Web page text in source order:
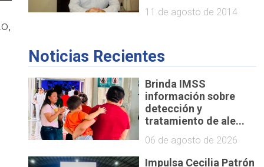
11 de agosto de 2014
Noticias Recientes
Brinda IMSS
información sobre
detección y
tratamiento de ale...
06 de agosto de 2026
Impulsa Cecilia Patrón